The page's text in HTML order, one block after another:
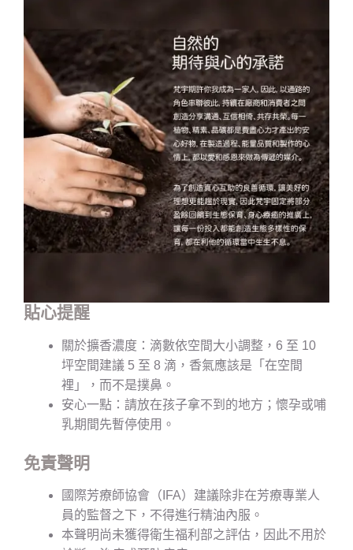
貼心提醒
關於擴香濃度：滴數依空間大小調整，6 至 10
坪空間建議 5 至 8 滴，香氣應該是「在空間
裡」，而不是撲鼻。
安心一點：請放在孩子拿不到的地方；懷孕或哺
乳期間先暫停使用。
免責聲明
國際芳療師協會（IFA）建議除非在芳療專業人
員的監督之下，不得進行精油內服。
本聲明尚未獲得衛生福利部之評估，因此不用於